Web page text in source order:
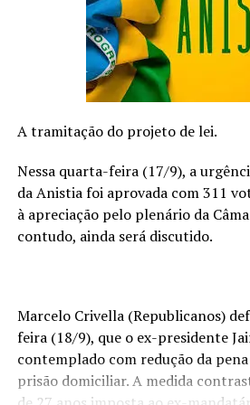
Hoje: Grande experiência no DVD
Sentimentos”, de Victor Miranda,
Fernando e Sorocaba e MC Paiva
A tramitação do projeto de lei.
Nessa quarta-feira (17/9), a
da Anistia foi aprovada com 311
à apreciação pelo plenário da
contudo, ainda será discutido.
Marcelo Crivella (Republicanos)
feira (18/9), que o ex-presidente
contemplado com redução da
prisão domiciliar. A medida